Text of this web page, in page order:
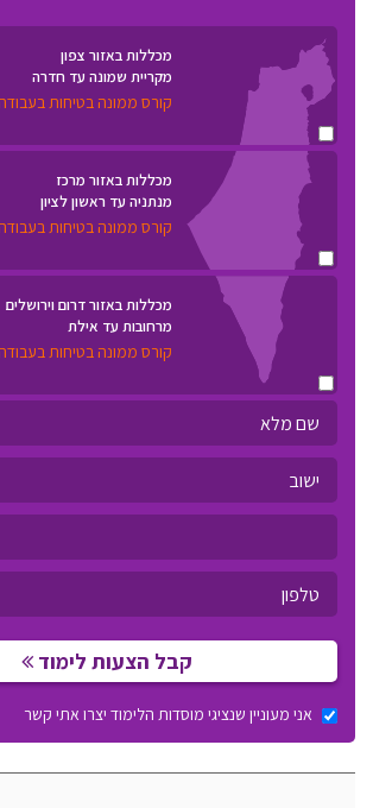
מכללות באזור צפון
מקריית שמונה עד חדרה
קורס ממונה בטיחות בעבודה
מכללות באזור מרכז
מנתניה עד ראשון לציון
קורס ממונה בטיחות בעבודה
מכללות באזור דרום וירושלים
מרחובות עד אילת
קורס ממונה בטיחות בעבודה
קבל הצעות לימוד
אני מעוניין שנציגי מוסדות הלימוד יצרו אתי קשר